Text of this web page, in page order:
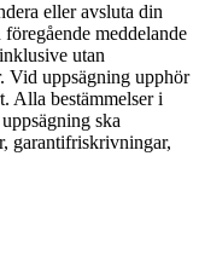
eller avsluta din
meddelande
utan
Vid uppsägning upphör
Alla bestämmelser i
ska
garantifriskrivningar,